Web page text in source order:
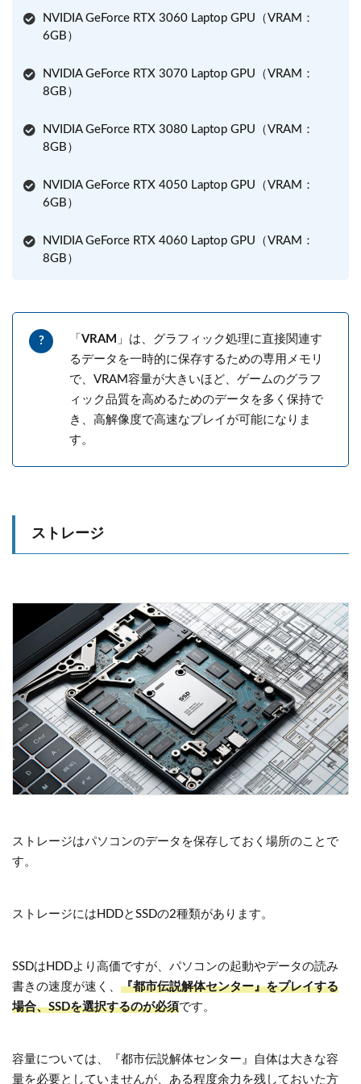
NVIDIA GeForce RTX 3060 Laptop GPU（VRAM：
6GB）
NVIDIA GeForce RTX 3070 Laptop GPU（VRAM：
8GB）
NVIDIA GeForce RTX 3080 Laptop GPU（VRAM：
8GB）
NVIDIA GeForce RTX 4050 Laptop GPU（VRAM：
6GB）
NVIDIA GeForce RTX 4060 Laptop GPU（VRAM：
8GB）
「 VRAM 」は、グラフィック処理に直接関連す
るデータを一時的に保存するための専用メモリ
で、VRAM容量が大きいほど、ゲームのグラフ
ィック品質を高めるためのデータを多く保持で
き、高解像度で高速なプレイが可能になりま
す。
ストレージ
ストレージはパソコンのデータを保存しておく場所のことで
す。
ストレージにはHDDとSSDの2種類があります。
SSDはHDDより高価ですが、パソコンの起動やデータの読み
書きの速度が速く、 『都市伝説解体センター』をプレイする
場合、SSDを選択するのが必須です。
容量については、『都市伝説解体センター』自体は大きな容
量を必要としていませんが、ある程度余力を残しておいた方